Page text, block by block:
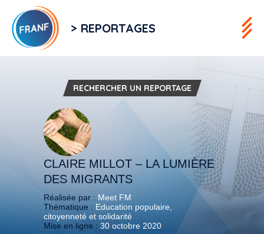
> REPORTAGES
RECHERCHER UN REPORTAGE
CLAIRE MILLOT – LA LUMIÈRE
DES MIGRANTS
Réalisée par : Meet FM
Thématique : Education populaire,
citoyenneté et solidarité
Mise en ligne : 30 octobre 2020